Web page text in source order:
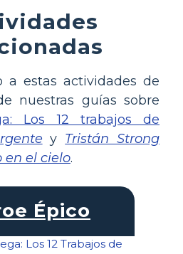
a estas actividades de
nuestras guías sobre
Los 12 trabajos de
y Tristán Strong
en el cielo.
Épico